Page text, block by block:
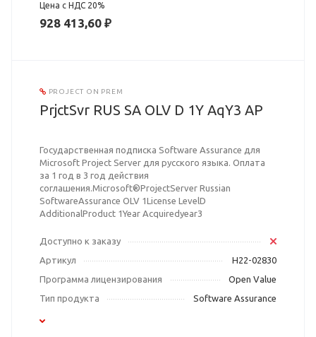
Цена с НДС 20%
928 413,60 ₽
PROJECT ON PREM
PrjctSvr RUS SA OLV D 1Y AqY3 AP
Государственная подписка Software Assurance для
Microsoft Project Server для русского языка. Оплата
за 1 год в 3 год действия
соглашения.Microsoft®ProjectServer Russian
SoftwareAssurance OLV 1License LevelD
AdditionalProduct 1Year Acquiredyear3
Доступно к заказу
Артикул
H22-02830
Программа лицензирования
Open Value
Тип продукта
Software Assurance